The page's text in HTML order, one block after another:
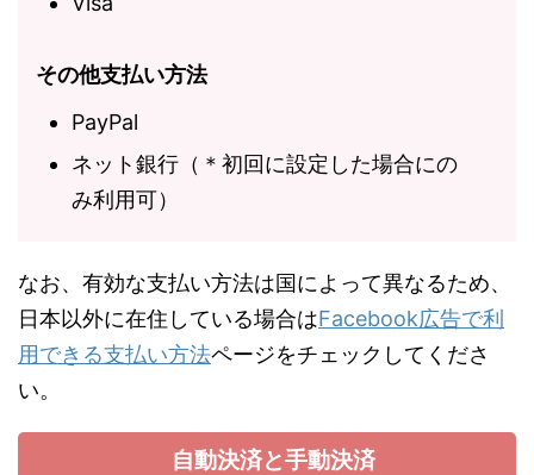
その他支払い方法
PayPal
ネット銀行（＊初回に設定した場合にの
み利用可）
なお、有効な支払い方法は国によって異なるため、
日本以外に在住している場合はFacebook広告で利
用できる支払い方法ページをチェックしてくださ
い。
自動決済と手動決済